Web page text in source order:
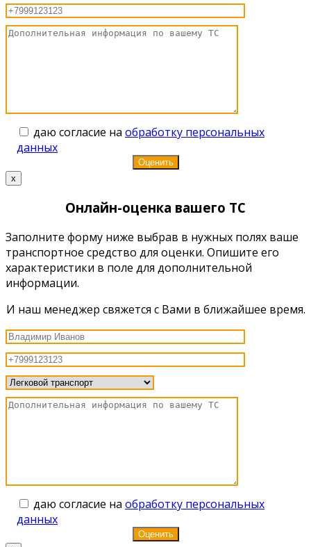
даю согласие на обработку персональных
данных
x
Онлайн-оценка вашего ТС
Заполните форму ниже выбрав в нужных полях ваше
транспортное средство для оценки. Опишите его
характеристики в поле для дополнительной
информации.
И наш менеджер свяжется с Вами в ближайшее время.
даю согласие на обработку персональных
данных